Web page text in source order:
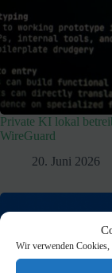
Wir verwenden Cookies,
Private KI lokal
WireGuard
20. Juni 2026